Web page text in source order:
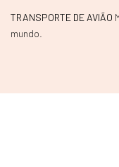
TRANSPORTE DE AVIÃO
mundo.